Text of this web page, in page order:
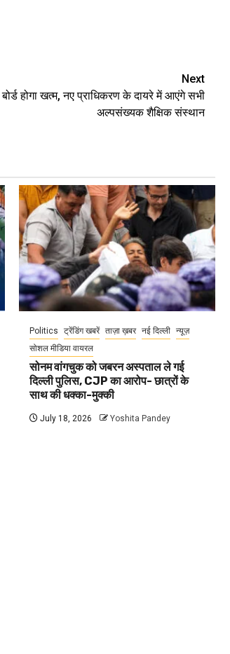
Next
होगा खत्म, नए प्राधिकरण के दायरे में आएंगे सभी
अल्पसंख्यक शैक्षिक संस्थान
Politics ट्रेंडिंग खबरें ताज़ा ख़बर नई दिल्ली न्यूज़
सोशल मीडिया वायरल
सोनम वांगचुक को जबरन अस्पताल ले गई
दिल्ली पुलिस, CJP का आरोप- छात्रों के
साथ की धक्का-मुक्की
July 18, 2026 Yoshita Pandey